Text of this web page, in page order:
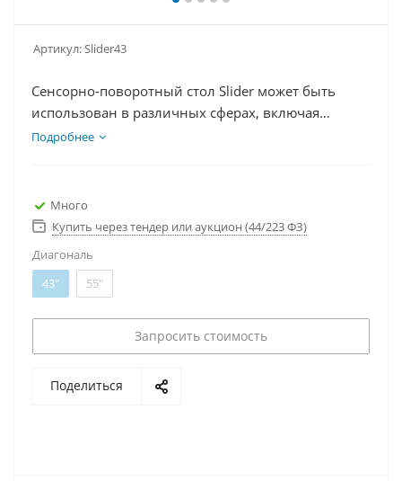
Артикул:Slider43
Сенсорно-поворотный стол Slider может быть
использован в различных сферах, включая
образовательные, государственные, социальные
Aura и в размерах 43 и 55 дюймов
Подробнее
Много
Купить через тендер или аукцион (44/223 ФЗ)
Диагональ
43"
55"
Запросить стоимость
Поделиться